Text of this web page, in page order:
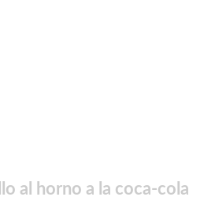
al horno a la coca-cola